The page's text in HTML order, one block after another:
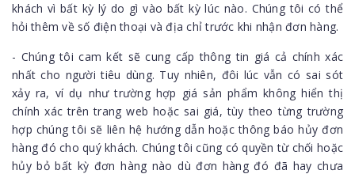
khách vì bất kỳ lý do gì vào bất kỳ lúc nào. Chúng tôi có thể
hỏi thêm về số điện thoại và địa chỉ trước khi nhận đơn hàng.
- Chúng tôi cam kết sẽ cung cấp thông tin giá cả chính xác
nhất cho người tiêu dùng. Tuy nhiên, đôi lúc vẫn có sai sót
xảy ra, ví dụ như trường hợp giá sản phẩm không hiển thị
chính xác trên trang web hoặc sai giá, tùy theo từng trường
hợp chúng tôi sẽ liên hệ hướng dẫn hoặc thông báo hủy đơn
hàng đó cho quý khách. Chúng tôi cũng có quyền từ chối hoặc
hủy bỏ bất kỳ đơn hàng nào dù đơn hàng đó đã hay chưa